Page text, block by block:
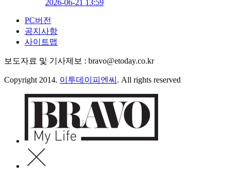
2026-06-21 13:59
PC버전
공지사항
사이트맵
보도자료 및 기사제보 : bravo@etoday.co.kr
Copyright 2014. 이투데이피엔씨 . All rights reserved